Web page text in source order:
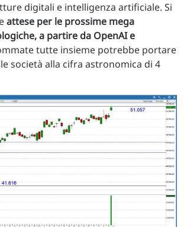
digitali e intelligenza artificiale. Si
attese per le prossime mega
a partire da OpenAI e
tutte insieme potrebbe portare
società alla cifra astronomica di 4